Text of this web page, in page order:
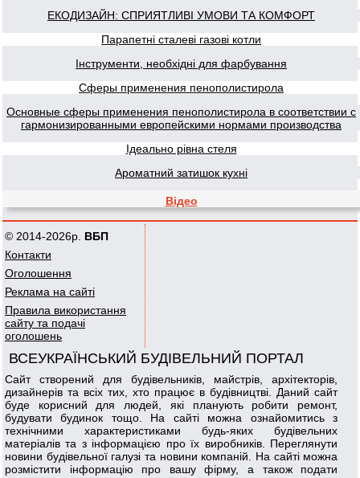
ЕКОДИЗАЙН: СПРИЯТЛИВІ УМОВИ ТА КОМФОРТ
Парапетні сталеві газові котли
Інструменти, необхідні для фарбування
Сферы применения пенополистирола
Основные сферы применения пенополистирола в соответствии с
гармонизированными европейскими нормами производства
Ідеально рівна стеля
Ароматний затишок кухні
Відео
© 2014-2026р. ВБП
Контакти
Оголошення
Реклама на сайті
Правила використання
сайту та подачі
оголошень
ВСЕУКРАЇНСЬКИЙ БУДІВЕЛЬНИЙ ПОРТАЛ
Сайт створений для будівельників, майстрів, архітекторів,
дизайнерів та всіх тих, хто працює в будівництві. Даний сайт
буде корисний для людей, які планують робити ремонт,
будувати будинок тощо. На сайті можна ознайомитись з
технічними характеристиками будь-яких будівельних
матеріалів та з інформацією про їх виробників. Переглянути
новини будівельної галузі та новини компаній. На сайті можна
розмістити інформацію про вашу фірму, а також подати